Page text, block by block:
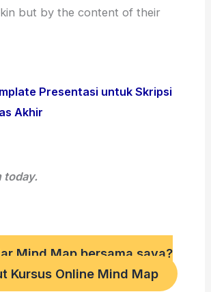
but by the content of their
Presentasi untuk Skripsi
Akhir
today.
Mind Map bersama saya?
Kursus Online Mind Map